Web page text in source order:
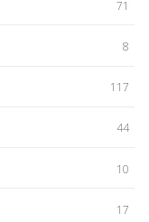
71
8
117
44
10
17